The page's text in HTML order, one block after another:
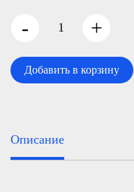
- +
Добавить в корзину
Описание